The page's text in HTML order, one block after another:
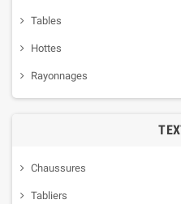
Tables
Hottes
Rayonnages
Chaussures
Tabliers